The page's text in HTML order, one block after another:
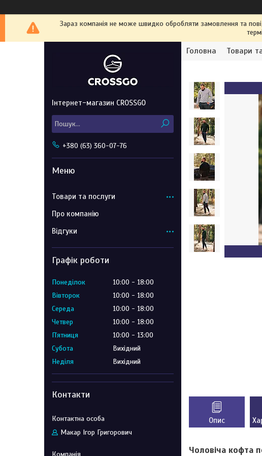
Зараз компанія не може швидко обробляти замовлення та
Головна Товари
Опис
Чоловіча кофта
Інтернет-магазин CROSSGO
+380 (63) 360-07-76
Товари та послуги
Про компанію
Відгуки
Графік роботи
Понеділок 10:00
18:00
Вівторок
10:00
18:00
Середа
10:00
18:00
Четвер
10:00
18:00
Пʼятниця
10:00
13:00
Субота
Вихідний
Неділя
Вихідний
Контакти
Макар Ігор Григорович